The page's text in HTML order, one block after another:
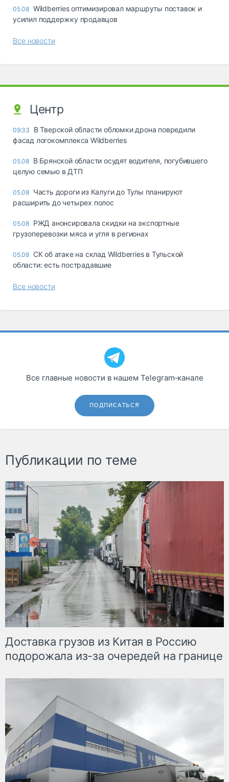
05.08 Wildberries оптимизировал маршруты поставок и
усилил поддержку продавцов
Все новости
Центр
09:33
В Тверской области обломки дрона повредили
фасад логокомплекса Wildberries
05.08 В Брянской области осудят водителя, погубившего
целую семью в ДТП
05.08 Часть дороги из Калуги до Тулы планируют
расширить до четырех полос
05.08 РЖД анонсировала скидки на экспортные
грузоперевозки мяса и угля в регионах
05.08 СК об атаке на склад Wildberries в Тульской
области: есть пострадавшие
Все новости
Все главные новости в нашем Telegram‑канале
ПОДПИСАТЬСЯ
Публикации по теме
Доставка грузов из Китая в Россию
подорожала из-за очередей на границе